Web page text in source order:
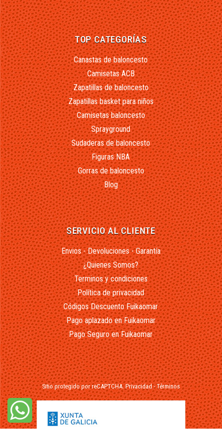
TOP CATEGORÍAS
Canastas de baloncesto
Camisetas ACB
Zapatillas de baloncesto
Zapatillas basket para niños
Camisetas baloncesto
Sprayground
Sudaderas de baloncesto
Figuras NBA
Gorras de baloncesto
Blog
SERVICIO AL CLIENTE
Envios - Devoluciones - Garantía
¿Quienes Somos?
Terminos y condiciones
Política de privacidad
Códigos Descuento Fuikaomar
Pago aplazado en Fuikaomar
Pago Seguro en Fuikaomar
Sitio protegido por reCAPTCHA.Privacidad-Términos